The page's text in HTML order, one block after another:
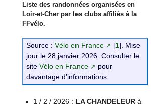
Liste des randonnées organisées en
Loir-et-Cher par les clubs affiliés à la
FFvélo.
Source :Vélo en France [1]. Mise
jour le 28 janvier 2026. Consulter le
siteVélo en France
pour
davantage d’informations.
1 / 2 / 2026 : LA CHANDELEURà